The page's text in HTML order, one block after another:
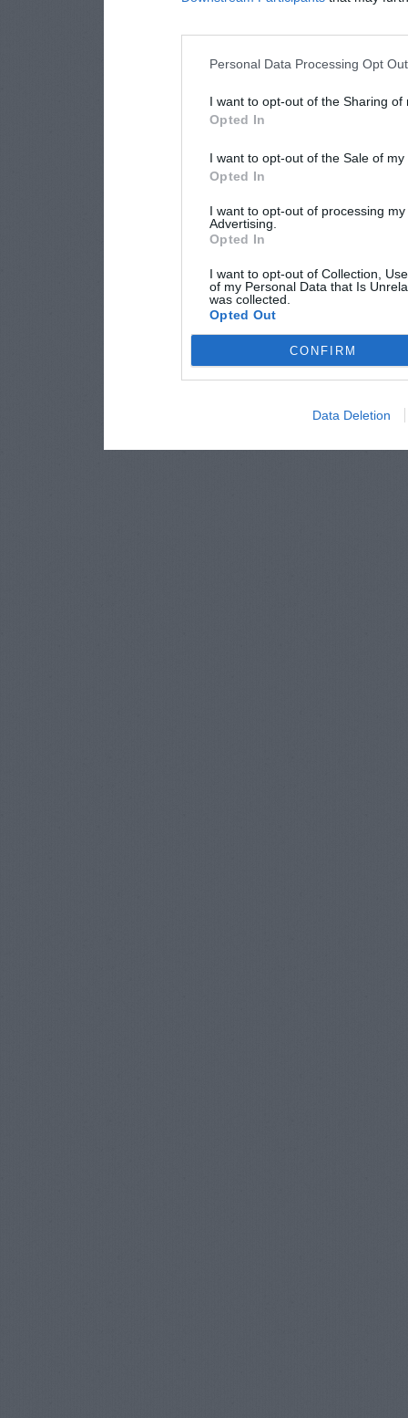
Personal Data Processing Opt
I want to opt-out of the Sharing of
Opted In
I want to opt-out of the Sale of
Opted In
I want to opt-out of processing
Advertising.
Opted In
I want to opt-out of Collection,
of my Personal Data that Is
was collected.
Opted Out
CONFIRM
Data Deletion